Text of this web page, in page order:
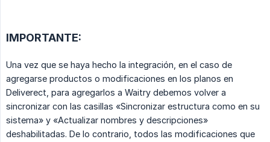
IMPORTANTE:
Una vez que se haya hecho la integración, en el caso de
agregarse productos o modificaciones en los planos en
Deliverect, para agregarlos a Waitry debemos volver a
sincronizar con las casillas «Sincronizar estructura como en su
sistema» y «Actualizar nombres y descripciones»
deshabilitadas. De lo contrario, todos las modificaciones que